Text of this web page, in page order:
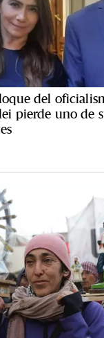
del
pierde uno de